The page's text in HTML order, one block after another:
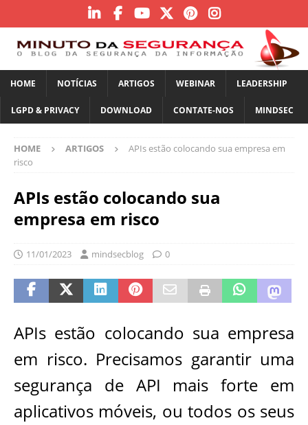
HOME NOTÍCIAS ARTIGOS WEBINAR LEADERSHIP
LGPD & PRIVACY DOWNLOAD CONTATE-NOS MINDSEC
HOME ARTIGOS
APIs estão colocando sua empresa em
risco
APIs estão colocando sua
empresa em risco
11/01/2023 mindsecblog 0
APIs estão colocando sua empresa
em risco. Precisamos garantir uma
segurança de API mais forte em
aplicativos móveis, ou todos os seus